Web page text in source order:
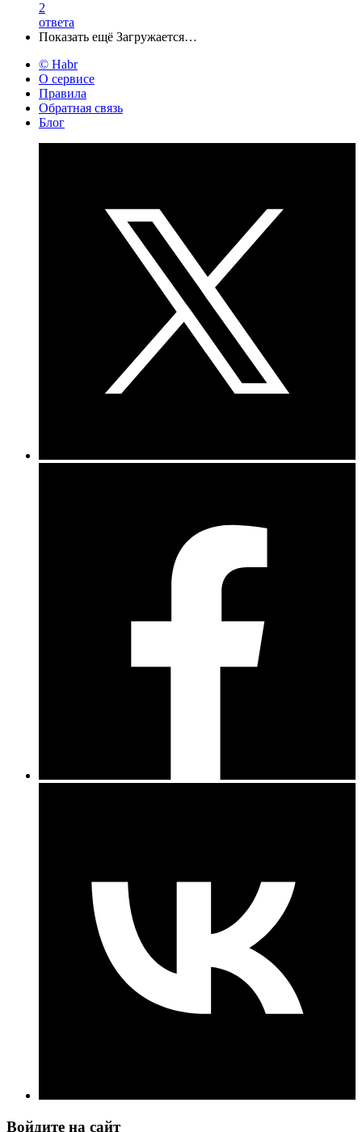
2
ответа
Показать ещё Загружается…
© Habr
О сервисе
Правила
Обратная связь
Блог
Войдите на сайт